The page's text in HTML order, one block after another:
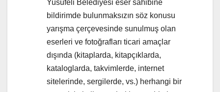
Yusufeli Belediyesi eser sahibine
bildirimde bulunmaksızın söz konusu
yarışma çerçevesinde sunulmuş olan
eserleri ve fotoğrafları ticari amaçlar
dışında (kitaplarda, kitapçıklarda,
kataloglarda, takvimlerde, internet
sitelerinde, sergilerde, vs.) herhangi bir